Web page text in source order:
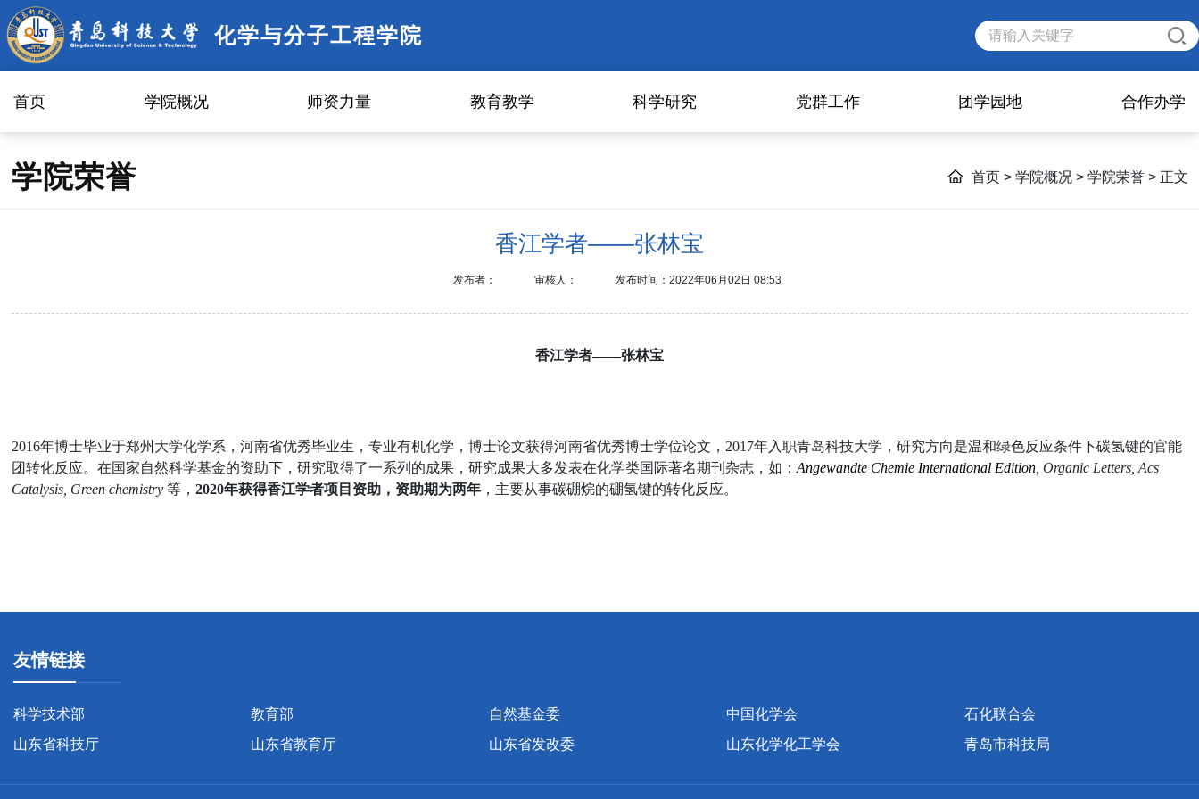
化学与分子工程学院
首页 学院概况 师资力量 教育教学 科学研究 党群工作 团学园地 合作办学
学院荣誉 首页 > 学院概况 > 学院荣誉 > 正文
香江学者——张林宝
发布者： 审核人： 发布时间：2022年06月02日 08:53
香江学者——张林宝
2016年博士毕业于郑州大学化学系，河南省优秀毕业生，专业有机化学，博士论文获得河南省优秀博士学位论文， 2017年入职青岛科技大学，研究方向是温和绿色反应条件下碳氢键的官能
团转化反应。在国家自然科学基金的资助下，研究取得了一系列的成果，研究成果大多发表在化学类国际著名期刊杂志，如： Angewandte Chemie International Edition, Organic Letters, Acs
Catalysis, Green chemistry 等， 2020年获得香江学者项目资助，资助期为两年，主要从事碳硼烷的硼氢键的转化反应。
友情链接
科学技术部 教育部 自然基金委 中国化学会
石化联合会
山东省科技厅
山东省教育厅 山东省发改委 山东化学化工学会 青岛市科技局